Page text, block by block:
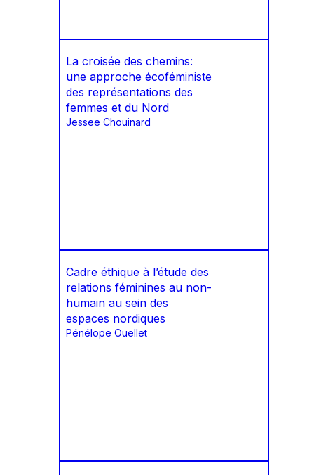
La croisée des chemins:
une approche écoféministe
des représentations des
femmes et du Nord
Jessee Chouinard
Cadre éthique à l’étude des
relations féminines au non-
humain au sein des
espaces nordiques
Pénélope Ouellet